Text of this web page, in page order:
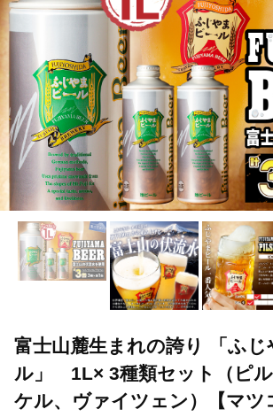
富士山麓生まれの誇り 「ふじ
ル」 1L× 3種類セット（ピ
ケル、ヴァイツェン）【マツ